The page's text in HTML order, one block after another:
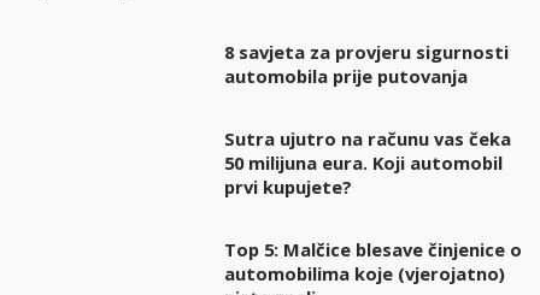
8 savjeta za provjeru sigurnosti
automobila prije putovanja
Sutra ujutro na računu vas čeka
50 milijuna eura. Koji automobil
prvi kupujete?
Top 5: Malčice blesave činjenice o
automobilima koje (vjerojatno)